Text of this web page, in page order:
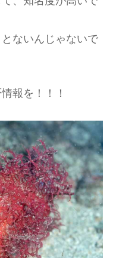
ないんじゃないで
報を！！！